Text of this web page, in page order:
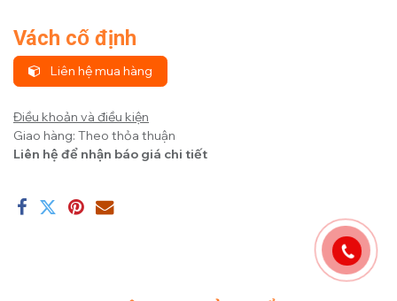
Vách cố định
Liên hệ mua hàng
Điều khoản và điều kiện
Giao hàng: Theo thỏa thuận
Liên hệ để nhận báo giá chi tiết